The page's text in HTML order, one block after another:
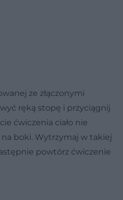
ze złączonymi
ręką stopę i przyciągnij
ćwiczenia ciało nie
boki. Wytrzymaj w takiej
powtórz ćwiczenie